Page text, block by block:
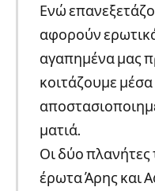
Ενώ
αφορούν
αγαπημένα μας
κοιτάζουμε
ματιά.
Οι δύο πλανήτες
έρωτα Άρης και